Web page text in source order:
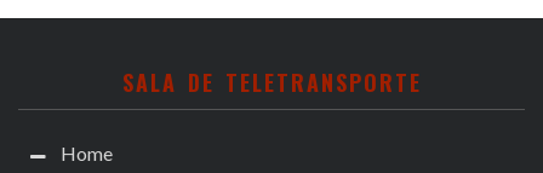
SALA DE TELETRANSPORTE
Home